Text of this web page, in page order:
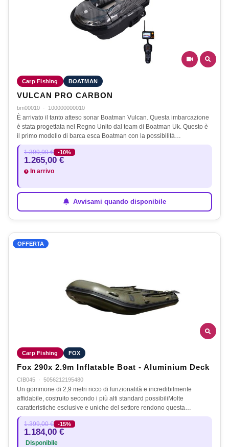
Carp Fishing BOATMAN
VULCAN PRO CARBON
bm00010 · 100000000010
È arrivato il tanto atteso sonar Boatman Vulcan. Questa imbarcazione
è stata progettata nel Regno Unito dal team di Boatman Uk. Questo è
il primo modello di barca esca Boatman con la possibilità…
1.399,99 € -10%
1.265,00 €
In arrivo
Avvisami quando disponibile
OFFERTA
Carp Fishing FOX
Fox 290x 2.9m Inflatable Boat - Aluminium Deck
CIB045 · 5056212195480
Un gommone di 2,9 metri ricco di funzionalità e incredibilmente
affidabile, costruito secondo i più alti standard possibiliMolte
caratteristiche esclusive e uniche del settore rendono questa…
1.399,00 € -15%
1.184,00 €
Disponibile